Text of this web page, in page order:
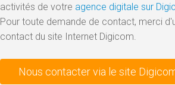
activités de votre agence digitale sur
Pour toute demande de contact, merci
contact du site Internet Digicom.
Nous contacter via le site